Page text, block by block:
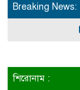
Breaking News:
শিরোনাম :